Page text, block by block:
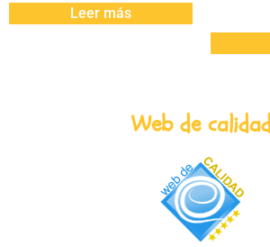
Leer más
Web de